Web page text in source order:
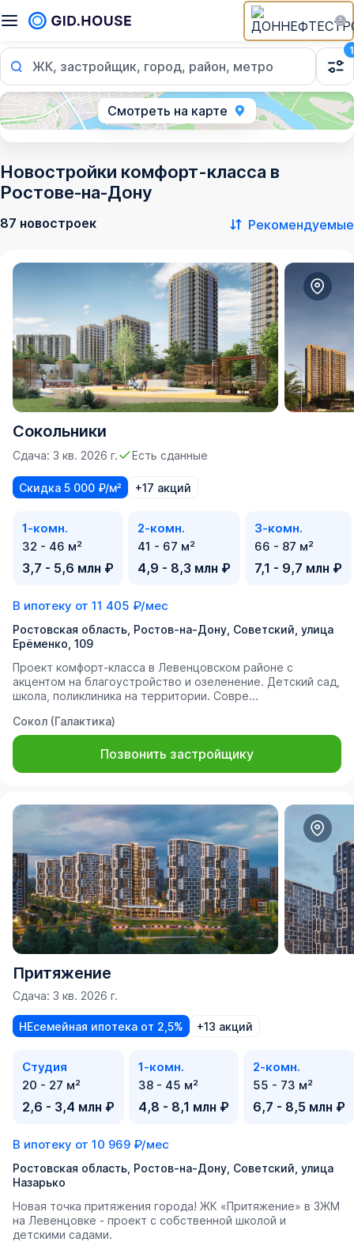
ЖК, застройщик, город, район, метро
1
Смотреть на карте
Новостройки комфорт-класса в
Ростове‑на‑Дону
87 новостроек Рекомендуемые
Сокольники
Сдача: 3 кв. 2026 г. Есть сданные
Скидка 5 000 ₽/м² +17 акций
1-комн.
32 - 46 м²
3,7 - 5,6 млн ₽
2-комн.
41 - 67 м²
4,9 - 8,3 млн ₽
3-комн.
66 - 87 м²
7,1 - 9,7 млн ₽
В ипотеку от 11 405 ₽/мес
Ростовская область, Ростов-на-Дону, Советский, улица
Ерёменко, 109
Проект комфорт-класса в Левенцовском районе с
акцентом на благоустройство и озеленение. Детский сад,
школа, поликлиника на территории. Совре...
Сокол (Галактика)
Позвонить застройщику
Притяжение
Сдача: 3 кв. 2026 г.
НЕсемейная ипотека от 2,5% +13 акций
Студия
20 - 27 м²
2,6 - 3,4 млн ₽
1-комн.
38 - 45 м²
4,8 - 8,1 млн ₽
2-комн.
55 - 73 м²
6,7 - 8,5 млн ₽
В ипотеку от 10 969 ₽/мес
Ростовская область, Ростов-на-Дону, Советский, улица
Назарько
Новая точка притяжения города! ЖК «Притяжение» в ЗЖМ
на Левенцовке - проект с собственной школой и
детскими садами.